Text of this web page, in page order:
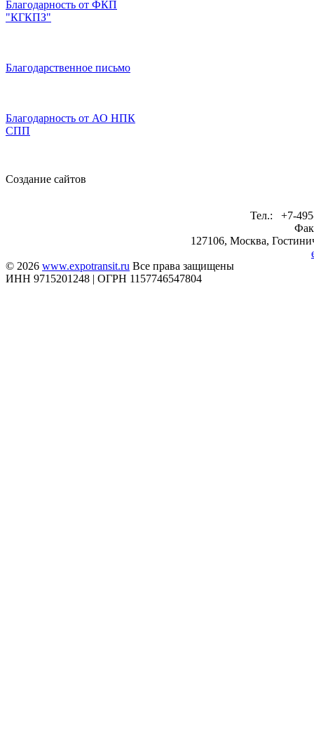
Благодарность от ФКП
"КГКПЗ"
Благодарственное письмо
Благодарность от АО НПК
СПП
Создание сайтов
Тел.: +7-
127106, Москва,
© 2026 www.expotransit.ru Все права защищены
ИНН 9715201248 | ОГРН 1157746547804